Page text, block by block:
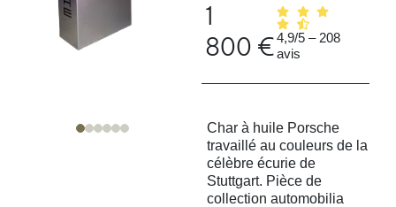
1
800 €4,9/5 – 208
avis
Char à huile Porsche
travaillé au couleurs de la
célèbre écurie de
Stuttgart. Pièce de
collection automobilia